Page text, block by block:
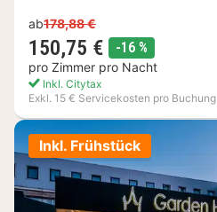
ab178,88 €
150,75 € -16 %
pro Zimmer pro Nacht
Inkl. Citytax
Exkl. 15 € Servicekosten pro Buchung
Inkl. Frühstück